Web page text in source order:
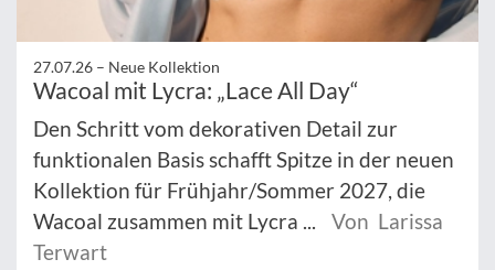
27.07.26 – Neue Kollektion
Wacoal mit Lycra: „Lace All Day“
Den Schritt vom dekorativen Detail zur
funktionalen Basis schafft Spitze in der neuen
Kollektion für Frühjahr/Sommer 2027, die
Wacoal zusammen mit Lycra ...
Von Larissa
Terwart